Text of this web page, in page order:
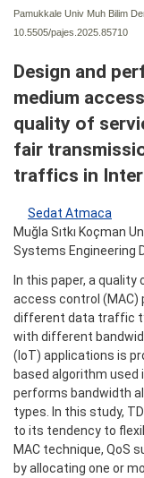
Pamukkale Univ Muh Bilim
10.5505/pajes.2025.85710
Design and
medium
quality of
fair
traffics in
Sedat Atmaca
Muğla Sıtkı Koçman
Systems Engineering
In this paper, a
access control
different data traffic
with different
(IoT) applications is
based algorithm
performs bandwidth
types. In this study,
to its tendency to
MAC technique, QoS
by allocating one or